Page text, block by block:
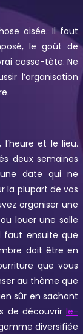
aisée. Il faut
le goût de
casse-tête. Ne
l’organisation
et le lieu.
deux semaines
une date qui ne
la plupart de vos
organiser une
louer une salle
faut ensuite que
doit être en
que vous
au thème que
sûr en sachant
de découvrir le-
diversifiée